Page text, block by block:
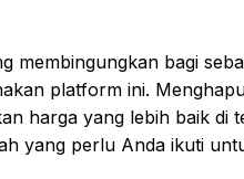
membingungkan bagi
platform ini.
harga yang lebih baik di
yang perlu Anda ikuti